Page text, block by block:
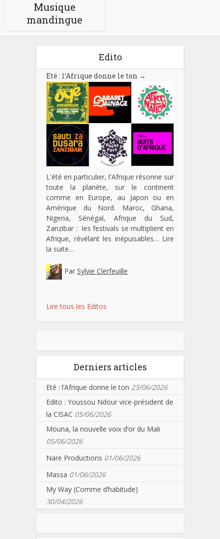
Musique
mandingue
Edito
Eté : l’Afrique donne le ton →
L'été en particulier, l'Afrique résonne sur
toute la planète, sur le continent
comme en Europe, au Japon ou en
Amérique du Nord. Maroc, Ghana,
Nigeria, Sénégal, Afrique du Sud,
Zanzibar : les festivals se multiplient en
Afrique, révélant les inépuisables… Lire
la suite…
Par Sylvie Clerfeuille
Lire tous les Editos
Derniers articles
Eté : l’Afrique donne le ton 23/06/2026
Edito : Youssou Ndour vice-président de
la CISAC 05/06/2026
Mouna, la nouvelle voix d’or du Mali
05/06/2026
Nare Productions 01/06/2026
Massa 01/06/2026
My Way (Comme d’habitude)
30/04/2026